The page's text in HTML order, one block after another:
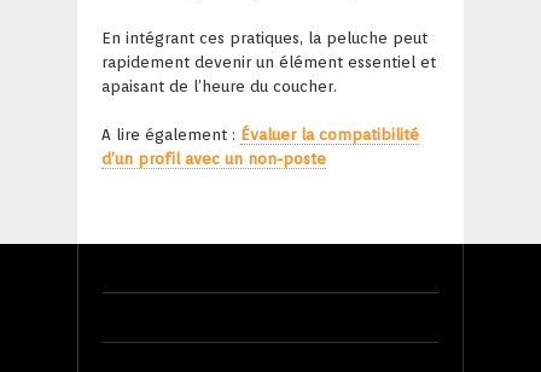
En intégrant ces pratiques, la peluche peut
rapidement devenir un élément essentiel et
apaisant de l’heure du coucher.
A lire également : Évaluer la compatibilité
d’un profil avec un non-poste